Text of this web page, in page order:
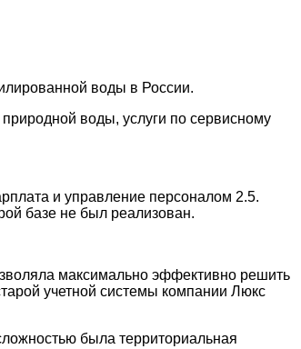
воды в России.
воды, услуги по сервисному
и управление персоналом 2.5.
базе не был реализован.
максимально эффективно решить
учетной системы компании Люкс
была территориальная